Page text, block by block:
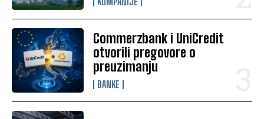
Commerzbank i UniCredit
otvorili pregovore o
preuzimanju
BANKE